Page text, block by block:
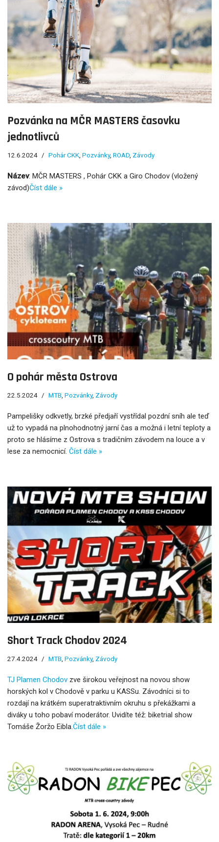
Pozvánka na MČR MASTERS časovku
jednotlivců
12.6.2024 Pohár CKK, Pozvánky, ROAD, Závody
Název: MČR MASTERS , Pohár CKK a Giro Chodov (vložený
závod)Číst dále »
O pohár města Ostrova
22.5.2024 MTB Pozvánky, Závody
Pampelišky odkvetly, brzké předjaří vystřídal pozdní sníh ale teď
už to vypadá na plnohodnotný jarní čas a možná i letní teploty a
proto se hlásíme z Ostrova s tradičním závodem na louce a v
lese za nemocnicí. Číst dále »
Short Track Chodov 2024
27.4.2024 MTB Pozvánky, Závody
TJ Plamen Chodov zve širokou veřejnost na novou show
horských kol v Chodově v parku u KASSu. Závodníci si to
rozdají na krátkém superatraktivním okruhu s překážkami a
diváky u toho pobaví moderátor. Uvidíte též: biketrial show
Tomáše Žoržo Eibla.Číst dále »